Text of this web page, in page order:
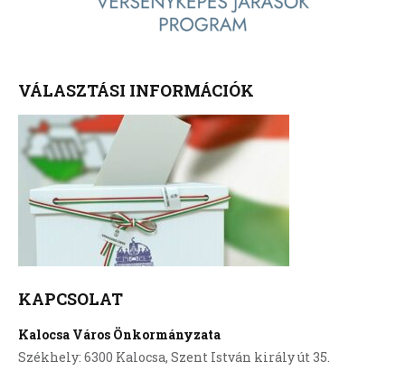
VÁLASZTÁSI INFORMÁCIÓK
KAPCSOLAT
Kalocsa Város Önkormányzata
Székhely: 6300 Kalocsa, Szent István király út 35.